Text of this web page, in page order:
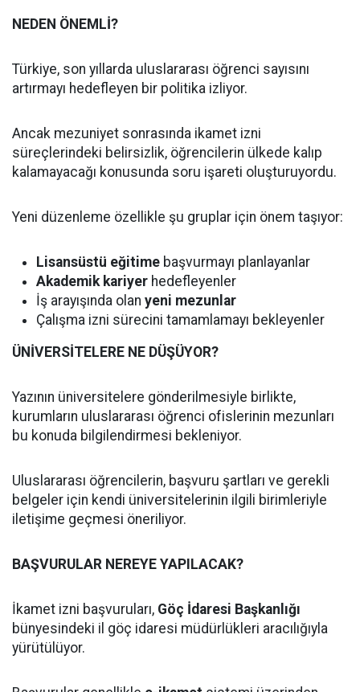
NEDEN ÖNEMLİ?
Türkiye, son yıllarda uluslararası öğrenci sayısını
artırmayı hedefleyen bir politika izliyor.
Ancak mezuniyet sonrasında ikamet izni
süreçlerindeki belirsizlik, öğrencilerin ülkede kalıp
kalamayacağı konusunda soru işareti oluşturuyordu.
Yeni düzenleme özellikle şu gruplar için önem taşıyor:
Lisansüstü eğitime başvurmayı planlayanlar
Akademik kariyer hedefleyenler
İş arayışında olan yeni mezunlar
Çalışma izni sürecini tamamlamayı bekleyenler
ÜNİVERSİTELERE NE DÜŞÜYOR?
Yazının üniversitelere gönderilmesiyle birlikte,
kurumların uluslararası öğrenci ofislerinin mezunları
bu konuda bilgilendirmesi bekleniyor.
Uluslararası öğrencilerin, başvuru şartları ve gerekli
belgeler için kendi üniversitelerinin ilgili birimleriyle
iletişime geçmesi öneriliyor.
BAŞVURULAR NEREYE YAPILACAK?
İkamet izni başvuruları, Göç İdaresi Başkanlığı
bünyesindeki il göç idaresi müdürlükleri aracılığıyla
yürütülüyor.